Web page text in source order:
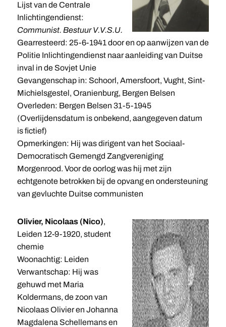
Lijst van de Centrale
Inlichtingendienst:
Communist. Bestuur V.V.S.U.
Gearresteerd: 25-6-1941 door en op aanwijzen van de
Politie Inlichtingendienst naar aanleiding van Duitse
inval in de Sovjet Unie
Gevangenschap in: Schoorl, Amersfoort, Vught, Sint-
Michielsgestel, Oranienburg, Bergen Belsen
Overleden: Bergen Belsen 31-5-1945
(Overlijdensdatum is onbekend, aangegeven datum
is fictief)
Opmerkingen: Hij was dirigent van het Sociaal-
Democratisch Gemengd Zangvereniging
Morgenrood. Voor de oorlog was hij met zijn
echtgenote betrokken bij de opvang en ondersteuning
van gevluchte Duitse communisten
Olivier, Nicolaas (Nico),
Leiden 12-9-1920, student
chemie
Woonachtig: Leiden
Verwantschap: Hij was
gehuwd met Maria
Koldermans, de zoon van
Nicolaas Olivier en Johanna
Magdalena Schellemans en